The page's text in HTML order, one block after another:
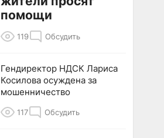
помощи
119 Обсудить
Гендиректор НДСК Лариса
Косилова осуждена за
мошенничество
117 Обсудить